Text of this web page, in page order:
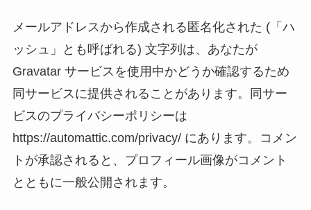
メールアドレスから作成される匿名化された (「ハ
ッシュ」とも呼ばれる) 文字列は、あなたが
Gravatar サービスを使用中かどうか確認するため
同サービスに提供されることがあります。同サー
ビスのプライバシーポリシーは
https://automattic.com/privacy/ にあります。コメン
トが承認されると、プロフィール画像がコメント
とともに一般公開されます。